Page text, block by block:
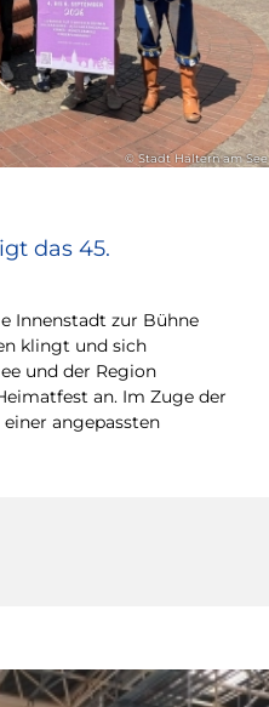
© Stadt Haltern am See
das 45.
Innenstadt zur Bühne
klingt und sich
und der Region
an. Im Zuge der
angepassten